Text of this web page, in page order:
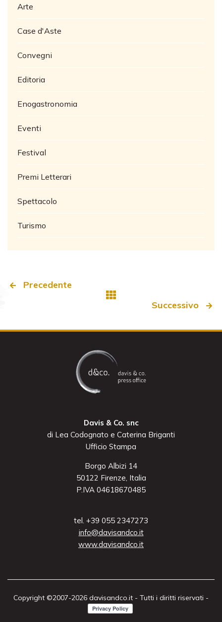
Arte
Case d'Aste
Convegni
Editoria
Enogastronomia
Eventi
Festival
Premi Letterari
Spettacolo
Turismo
Precedente
Successivo
Davis & Co. snc
di Lea Codognato e Caterina Briganti
Ufficio Stampa
Borgo Albizi 14
50122 Firenze, Italia
P.IVA 04618670485
tel. +39 055 2347273
info@davisandco.it
www.davisandco.it
Copyright ©2007-2026 davisandco.it - Tutti i diritti riservati -